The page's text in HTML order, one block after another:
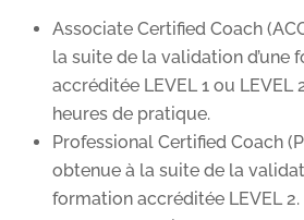
Associate Certified Coach
la suite de la validation d’une
accréditée LEVEL 1 ou LEVEL
heures de pratique.
Professional Certified Coach
obtenue à la suite de la
formation accréditée LEVEL